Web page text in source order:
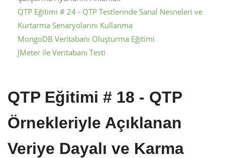
QTP Eğitimi # 24 - QTP Testlerinde Sanal Nesneleri ve
Kurtarma Senaryolarını Kullanma
MongoDB Veritabanı Oluşturma Eğitimi
JMeter ile Veritabanı Testi
QTP Eğitimi # 18 - QTP
Örnekleriyle Açıklanan
Veriye Dayalı ve Karma